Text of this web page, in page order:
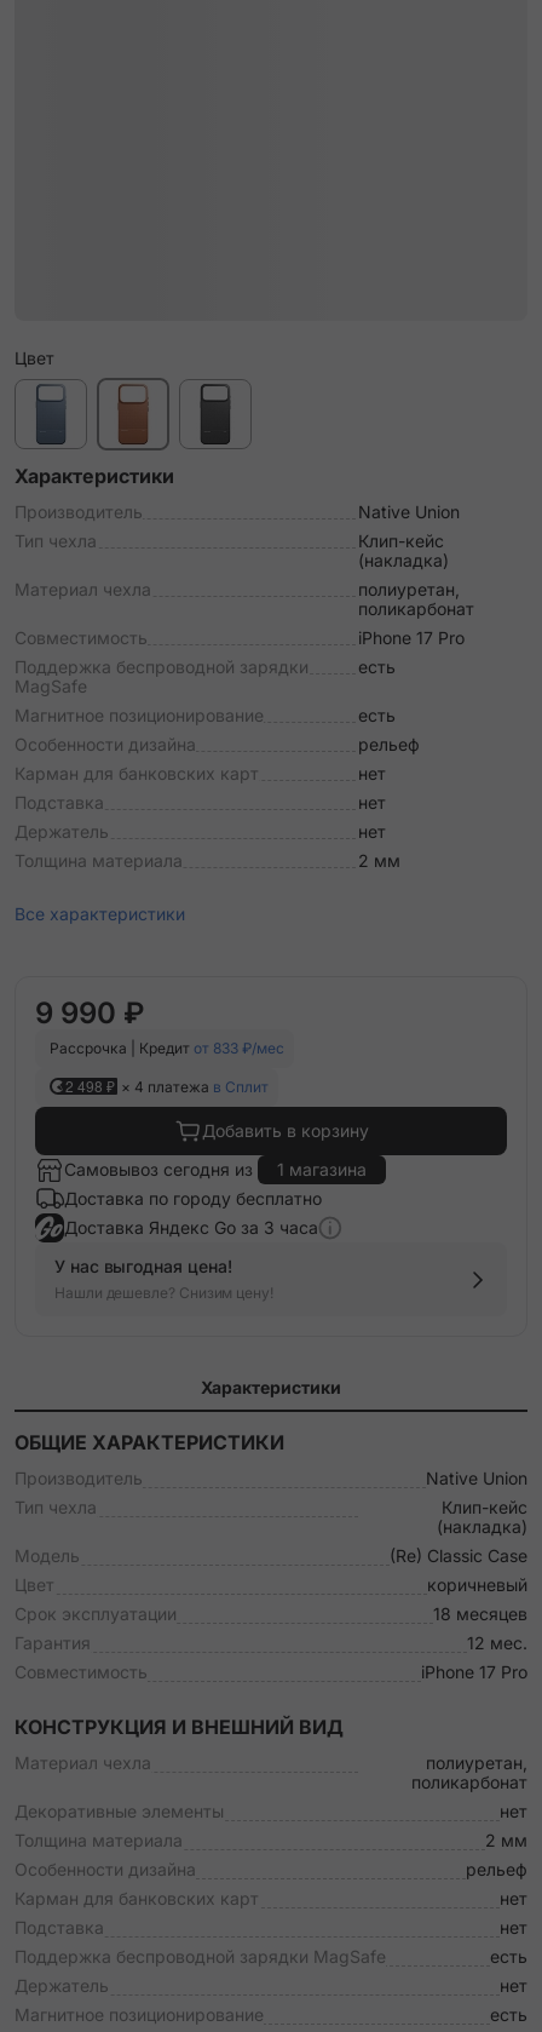
Цвет
Характеристики
Производитель
Native Union
Тип чехла
Клип-кейс
(накладка)
Материал чехла
полиуретан,
поликарбонат
Совместимость
iPhone 17 Pro
Поддержка беспроводной зарядки
MagSafe
есть
Магнитное позиционирование
есть
Особенности дизайна
рельеф
Карман для банковских карт
нет
Подставка
нет
Держатель
нет
Толщина материала
2 мм
Все характеристики
9 990 ₽
Рассрочка | Кредит от 833 ₽/мес
2 498 ₽ × 4 платежа в Сплит
Добавить в корзину
Самовывоз сегодня из
1 магазина
Доставка по городу бесплатно
Доставка Яндекс Go за 3 часа
У нас выгодная цена!
Нашли дешевле? Снизим цену!
Характеристики
ОБЩИЕ ХАРАКТЕРИСТИКИ
Производитель
Native Union
Тип чехла
Клип-кейс
(накладка)
Модель
(Re) Classic Case
Цвет
коричневый
Срок эксплуатации
18 месяцев
Гарантия
12 мес.
Совместимость
iPhone 17 Pro
КОНСТРУКЦИЯ И ВНЕШНИЙ ВИД
Материал чехла
полиуретан,
поликарбонат
Декоративные элементы
нет
Толщина материала
2 мм
Особенности дизайна
рельеф
Карман для банковских карт
нет
Подставка
нет
Поддержка беспроводной зарядки MagSafe
есть
Держатель
нет
Магнитное позиционирование
есть